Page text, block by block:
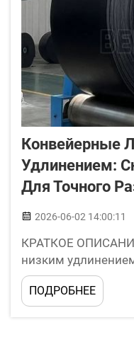
Конвейерные
Удлинением:
Для Точного
2026-06-02 14:00:11
КРАТКОЕ
низким
применяемые на
транспортируют
ПОДРОБНЕЕ